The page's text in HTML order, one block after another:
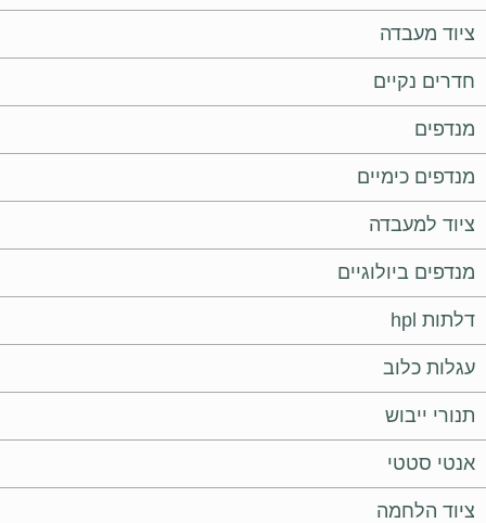
ציוד מעבדה
חדרים נקיים
מנדפים
מנדפים כימיים
ציוד למעבדה
מנדפים ביולוגיים
דלתות hpl
עגלות כלוב
תנורי ייבוש
אנטי סטטי
ציוד הלחמה